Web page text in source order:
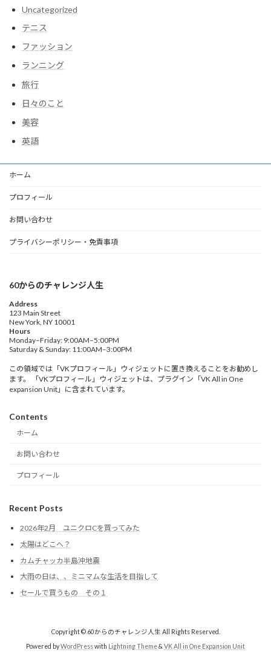
Uncategorized
テニス
ファッション
ランニング
旅行
日々のこと
美容
英語
ホーム
プロフィール
お問い合わせ
プライバシーポリシー・免責事項
60からのチャレンジ人生
Address
123 Main Street
New York, NY 10001
Hours
Monday–Friday: 9:00AM–5:00PM
Saturday & Sunday: 11:00AM–3:00PM
この領域では「VKプロフィール」ウィジェットに置き換えることをお勧めし
ます。 「VKプロフィール」ウィジェットは、プラグイン「VK All in One
expansion Unit」に含まれています。
Contents
ホーム
お問い合わせ
プロフィール
Recent Posts
2026年2月 ユニクロCを買ってみた
太陽はどこへ？
カムチャッカ半島沖地震
大雨の日は、、ミニマムな生活を目指して
セールで買うもの その１
Copyright © 60からのチャレンジ人生 All Rights Reserved.
Powered byWordPresswith Lightning Theme& VK All in One Expansion Unit